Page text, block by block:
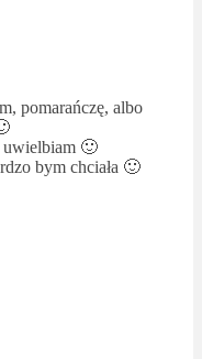
pomarańczę, albo
uwielbiam 🙂
bym chciała 🙂